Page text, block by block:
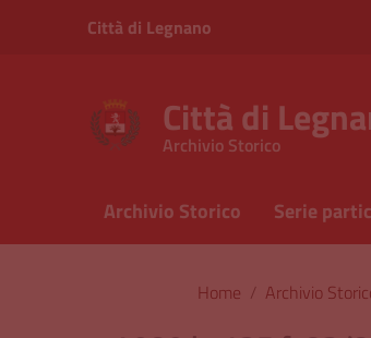
Vai ai contenuti
Vai al menu di navigazione
Città di Legnano
Città di
Archivio Storico
Archivio Storico Serie
Home / Archivio